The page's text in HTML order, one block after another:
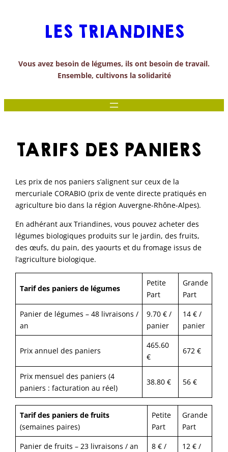
LES TRIANDINES
Vous avez besoin de légumes, ils ont besoin de travail.
Ensemble, cultivons la solidarité
TARIFS DES PANIERS
Les prix de nos paniers s’alignent sur ceux de la
mercuriale CORABIO (prix de vente directe pratiqués en
agriculture bio dans la région Auvergne-Rhône-Alpes).
En adhérant aux Triandines, vous pouvez acheter des
légumes biologiques produits sur le jardin, des fruits,
des œufs, du pain, des yaourts et du fromage issus de
l’agriculture biologique.
Tarif des paniers de légumes
Petite
Part
Grande
Part
Panier de légumes – 48 livraisons /
an
9.70 € /
panier
14 € /
panier
Prix annuel des paniers
465.60
€
672 €
Prix mensuel des paniers (4
paniers : facturation au réel)
38.80 € 56 €
Tarif des paniers de fruits
(semaines paires)
Petite
Part
Grande
Part
Panier de fruits – 23 livraisons / an
8 € /
12 € /